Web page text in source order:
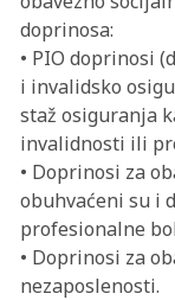
doprinosa:
• PIO doprinosi
i invalidsko
staž osiguranja
invalidnosti ili
• Doprinosi za
obuhvaćeni su i
profesionalne
• Doprinosi za
nezaposlenosti.